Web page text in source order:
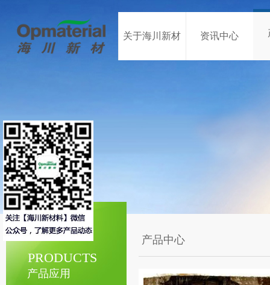
关于海川新材 资讯中心
产品应用
PRODUCTS
产品中心